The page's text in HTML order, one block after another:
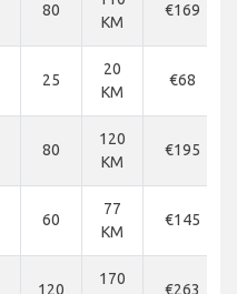
80
KM
€169
25
20
KM
€68
80
120
KM
€195
60
77
KM
€145
120
170
€263